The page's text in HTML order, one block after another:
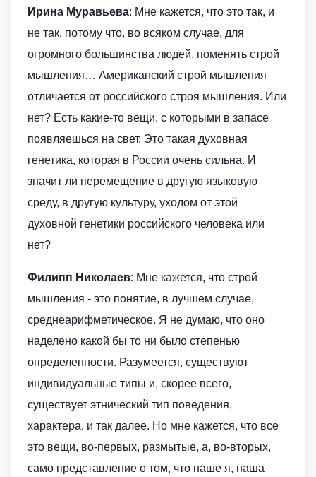
Ирина Муравьева: Мне кажется, что это так, и
не так, потому что, во всяком случае, для
огромного большинства людей, поменять строй
мышления… Американский строй мышления
отличается от российского строя мышления. Или
нет? Есть какие-то вещи, с которыми в запасе
появляешься на свет. Это такая духовная
генетика, которая в России очень сильна. И
значит ли перемещение в другую языковую
среду, в другую культуру, уходом от этой
духовной генетики российского человека или
нет?
Филипп Николаев: Мне кажется, что строй
мышления - это понятие, в лучшем случае,
среднеарифметическое. Я не думаю, что оно
наделено какой бы то ни было степенью
определенности. Разумеется, существуют
индивидуальные типы и, скорее всего,
существует этнический тип поведения,
характера, и так далее. Но мне кажется, что все
это вещи, во-первых, размытые, а, во-вторых,
само представление о том, что наше я, наша